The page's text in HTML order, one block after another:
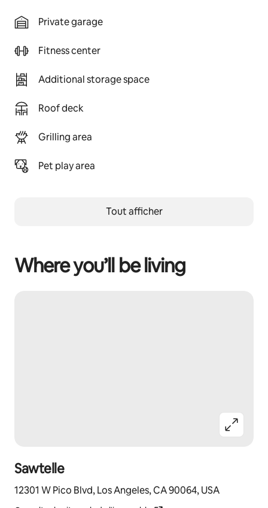
Private garage
Fitness center
Additional storage space
Roof deck
Grilling area
Pet play area
Tout afficher
Where you’ll be living
Sawtelle
12301 W Pico Blvd, Los Angeles, CA 90064, USA